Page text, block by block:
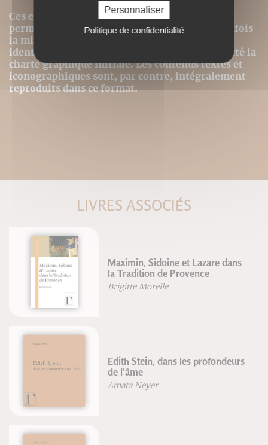
Ces ePubs sont alors revus et optimisés pour
permettre le meilleur confort de lecture, toutefois
la mise en page n'est donc pas strictement
identique même si nous avons au mieux respecté la
charte graphique initiale. Les contenus textes et
iconographiques sont, par contre, intégralement
reproduits dans ce format.
LIVRES ASSOCIÉS
Maximin, Sidoine et Lazare dans
la Tradition de Provence
Brigitte Morelle
Edith Stein, dans les profondeurs
de l'âme
Amata Neyer
Personnaliser
Politique de confidentialité